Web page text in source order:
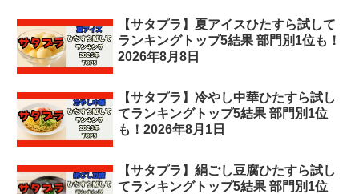
【サタプラ】夏アイスひたすら試して
ランキングトップ5結果 部門別1位も！
2026年8月8日
【サタプラ】冷やし中華ひたすら試し
てランキングトップ5結果 部門別1位
も！2026年8月1日
【サタプラ】絹ごし豆腐ひたすら試し
てランキングトップ5結果 部門別1位